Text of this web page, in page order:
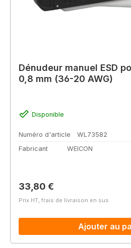
Dénudeur manuel ESD
0,8 mm (36-20 AWG)
Disponible
Numéro d'article
WL73582
Fabricant
WEICON
Prix régulier :
33,80 €
Prix HT, frais de livraison en sus
Ajouter au